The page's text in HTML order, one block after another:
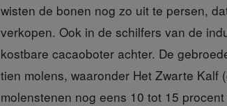
wisten de bonen nog zo uit te persen,
verkopen. Ook in de schilfers van de
kostbare cacaoboter achter. De
tien molens, waaronder Het Zwarte
molenstenen nog eens 10 tot 15